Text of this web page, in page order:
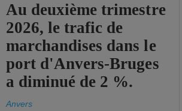
Au deuxième trimestre
2026, le trafic de
marchandises dans le
port d'Anvers-Bruges
a diminué de 2 %.
Anvers